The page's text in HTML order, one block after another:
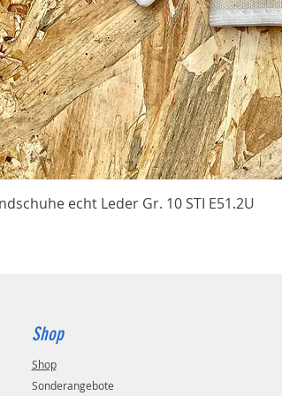
Schnellansicht
echt Leder Gr. 10 STI E51.2U
Shop
Shop
Sonderangebote